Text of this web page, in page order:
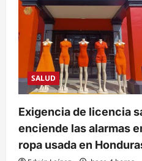
SALUD
Exigencia de licencia
enciende las alarmas
ropa usada en